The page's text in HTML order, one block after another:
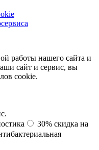
работы нашего сайта и
сайт и сервис, вы
сookie.
30% скидка на